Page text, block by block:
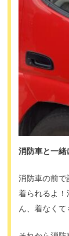
消防車と一緒
消防車の前
着られるよ
ん、着なくて